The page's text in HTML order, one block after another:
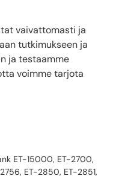
vaivattomasti ja
tutkimukseen ja
ja testaamme
voimme tarjota
ET-15000, ET-2700,
ET-2850, ET-2851,